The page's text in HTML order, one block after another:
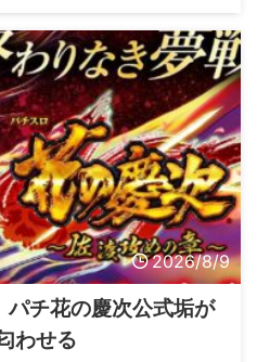
2026/8/9
パチ花の慶次公式垢が
わせる